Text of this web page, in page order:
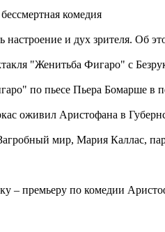
комедия
и дух зрителя. Об
"Женитьба Фигаро" с
по пьесе Пьера Бомарше в
оживил Аристофана в
мир, Мария Каллас,
– премьеру по комедии